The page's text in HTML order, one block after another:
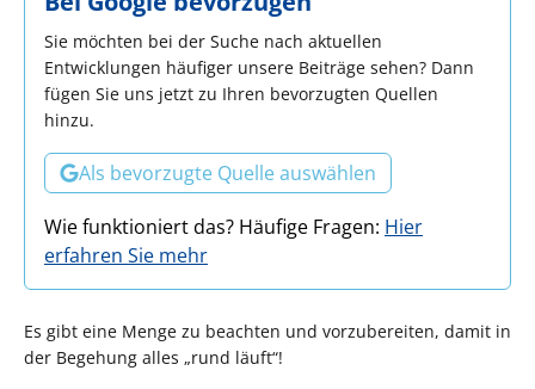
Sie möchten bei der Suche nach aktuellen
Entwicklungen häufiger unsere Beiträge sehen? Dann
fügen Sie uns jetzt zu Ihren bevorzugten Quellen
hinzu.
Als bevorzugte Quelle auswählen
Wie funktioniert das? Häufige Fragen: Hier
erfahren Sie mehr
Es gibt eine Menge zu beachten und vorzubereiten, damit in
der Begehung alles „rund läuft“!